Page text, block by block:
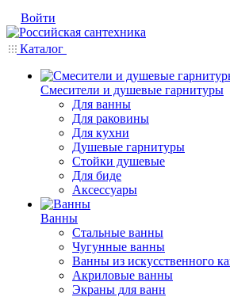
Войти
Каталог
Смесители и душевые гарнитуры
Для ванны
Для раковины
Для кухни
Душевые гарнитуры
Стойки душевые
Для биде
Аксессуары
Ванны
Стальные ванны
Чугунные ванны
Ванны из искусственного
Акриловые ванны
Экраны для ванн